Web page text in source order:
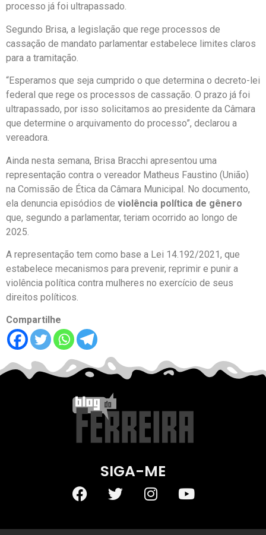
processo já foi ultrapassado.
Segundo Brisa, a legislação que rege processos de
cassação de mandato parlamentar estabelece limites claros
para a tramitação.
“Esperamos que seja cumprido o que determina o decreto-lei
federal que rege os processos de cassação. O prazo já foi
ultrapassado, por isso solicitamos ao presidente da Câmara
que determine o arquivamento do processo”, declarou a
vereadora.
Ainda nesta semana, Brisa Bracchi apresentou uma
representação contra o vereador Matheus Faustino (União)
na Comissão de Ética da Câmara Municipal. No documento,
ela denuncia episódios de violência política de gênero
que, segundo a parlamentar, teriam ocorrido ao longo de
2025.
A representação tem como base a Lei 14.192/2021, que
estabelece mecanismos para prevenir, reprimir e punir a
violência política contra mulheres no exercício de seus
direitos políticos.
Compartilhe
SIGA-ME